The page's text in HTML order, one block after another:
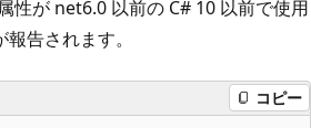
性が net6.0 以前の C# 10 以前で使用
告されます。
コピー